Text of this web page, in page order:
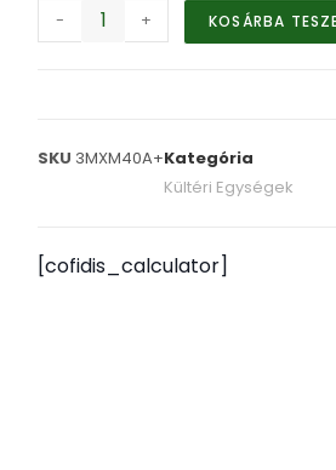
- + KOSÁRBA
SKU 3MXM40A+Kategória
Kültéri Egységek
[cofidis_calculator]